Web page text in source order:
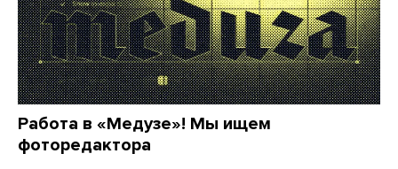
Работа в «Медузе»! Мы ищем
фоторедактора